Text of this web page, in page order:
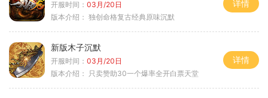
开服时间： 03月/20日
版本介绍： 独创命格复古经典原味沉默
详情
新版木子沉默
开服时间： 03月/20日
版本介绍： 只卖赞助30一个爆率全开白票天堂
详情